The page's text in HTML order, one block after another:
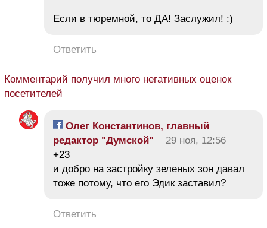
Если в тюремной, то ДА! Заслужил! :)
Ответить
Комментарий получил много негативных оценок
посетителей
Олег Константинов, главный
редактор "Думской"
29 ноя, 12:56
+23
и добро на застройку зеленых зон давал
тоже потому, что его Эдик заставил?
Ответить